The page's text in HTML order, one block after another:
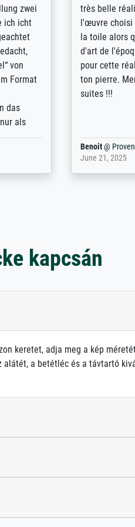
to
the best
by the
and
in that
eine große
deren
wurde sehr
Erklärungen,
werde auf
Erfahrungen
Anonym@
May 13, 2026
kapcsán
keretet, adja meg a kép
a betétléc és a távtartó